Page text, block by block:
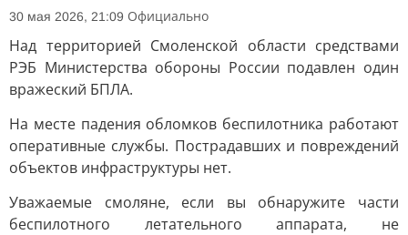
30 мая 2026, 21:09 Официально
Над территорией Смоленской области средствами
РЭБ Министерства обороны России подавлен один
вражеский БПЛА.
На месте падения обломков беспилотника работают
оперативные службы. Пострадавших и повреждений
объектов инфраструктуры нет.
Уважаемые смоляне, если вы обнаружите части
беспилотного летательного аппарата, не